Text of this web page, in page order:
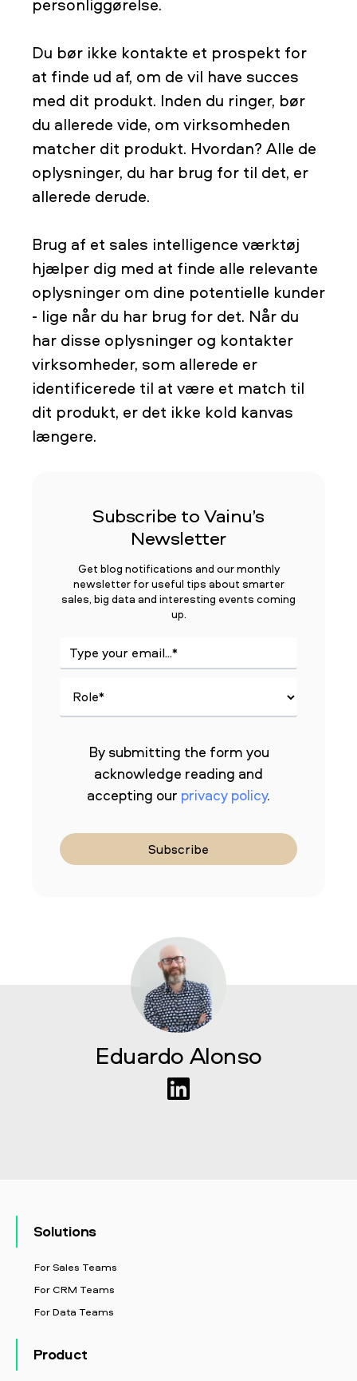
personliggørelse.
Du bør ikke kontakte et prospekt for
at finde ud af, om de vil have succes
med dit produkt. Inden du ringer, bør
du allerede vide, om virksomheden
matcher dit produkt. Hvordan? Alle de
oplysninger, du har brug for til det, er
allerede derude.
Brug af et sales intelligence værktøj
hjælper dig med at finde alle relevante
oplysninger om dine potentielle kunder
- lige når du har brug for det. Når du
har disse oplysninger og kontakter
virksomheder, som allerede er
identificerede til at være et match til
dit produkt, er det ikke kold kanvas
længere.
Subscribe to Vainu’s
Newsletter
Get blog notifications and our monthly
newsletter for useful tips about smarter
sales, big data and interesting events coming
up.
By submitting the form you
acknowledge reading and
accepting our privacy policy.
Eduardo Alonso
Solutions
For Sales Teams
For CRM Teams
For Data Teams
Product